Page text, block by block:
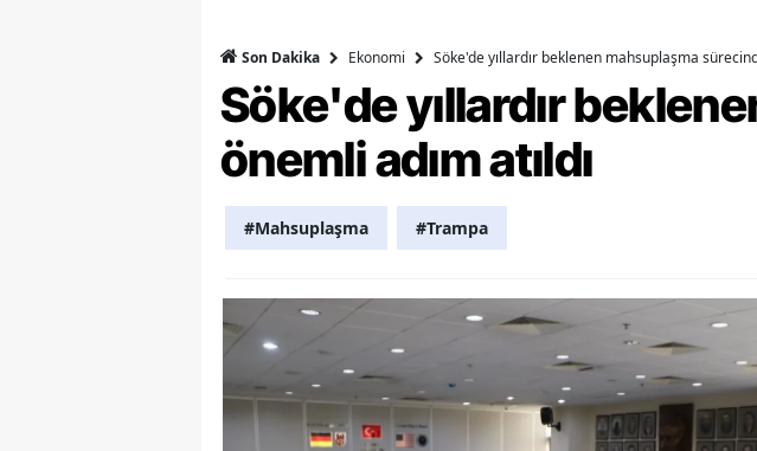
Manisa
Kahramanmaraş
Mardin
Nevşehir
Rize
Son Dakika Ekonomi Söke'de yıllardır beklenen mahsuplaşma
Söke'de yıllardır
önemli adım atıldı
#Mahsuplaşma #Trampa